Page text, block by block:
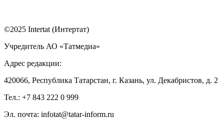
©2025 Intertat (Интертат)
Учредитель АО «Татмедиа»
Адрес редакции:
420066, Республика Татарстан, г. Казань, ул. Декабристов, д. 2
Тел.: +7 843 222 0 999
Эл. почта: infotat@tatar-inform.ru